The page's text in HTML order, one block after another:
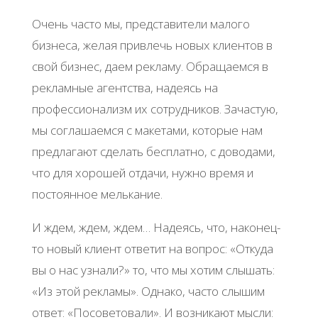
Очень часто мы, представители малого
бизнеса, желая привлечь новых клиентов в
свой бизнес, даем рекламу. Обращаемся в
рекламные агентства, надеясь на
профессионализм их сотрудников. Зачастую,
мы соглашаемся с макетами, которые нам
предлагают сделать бесплатно, с доводами,
что для хорошей отдачи, нужно время и
постоянное мелькание.
И ждем, ждем, ждем… Надеясь, что, наконец-
то новый клиент ответит на вопрос: «Откуда
вы о нас узнали?» то, что мы хотим слышать:
«Из этой рекламы». Однако, часто слышим
ответ: «Посоветовали». И возникают мысли: